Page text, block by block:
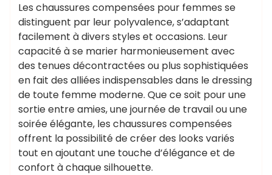
Les chaussures compensées pour femmes se
distinguent par leur polyvalence, s’adaptant
facilement à divers styles et occasions. Leur
capacité à se marier harmonieusement avec
des tenues décontractées ou plus sophistiquées
en fait des alliées indispensables dans le dressing
de toute femme moderne. Que ce soit pour une
sortie entre amies, une journée de travail ou une
soirée élégante, les chaussures compensées
offrent la possibilité de créer des looks variés
tout en ajoutant une touche d’élégance et de
confort à chaque silhouette.